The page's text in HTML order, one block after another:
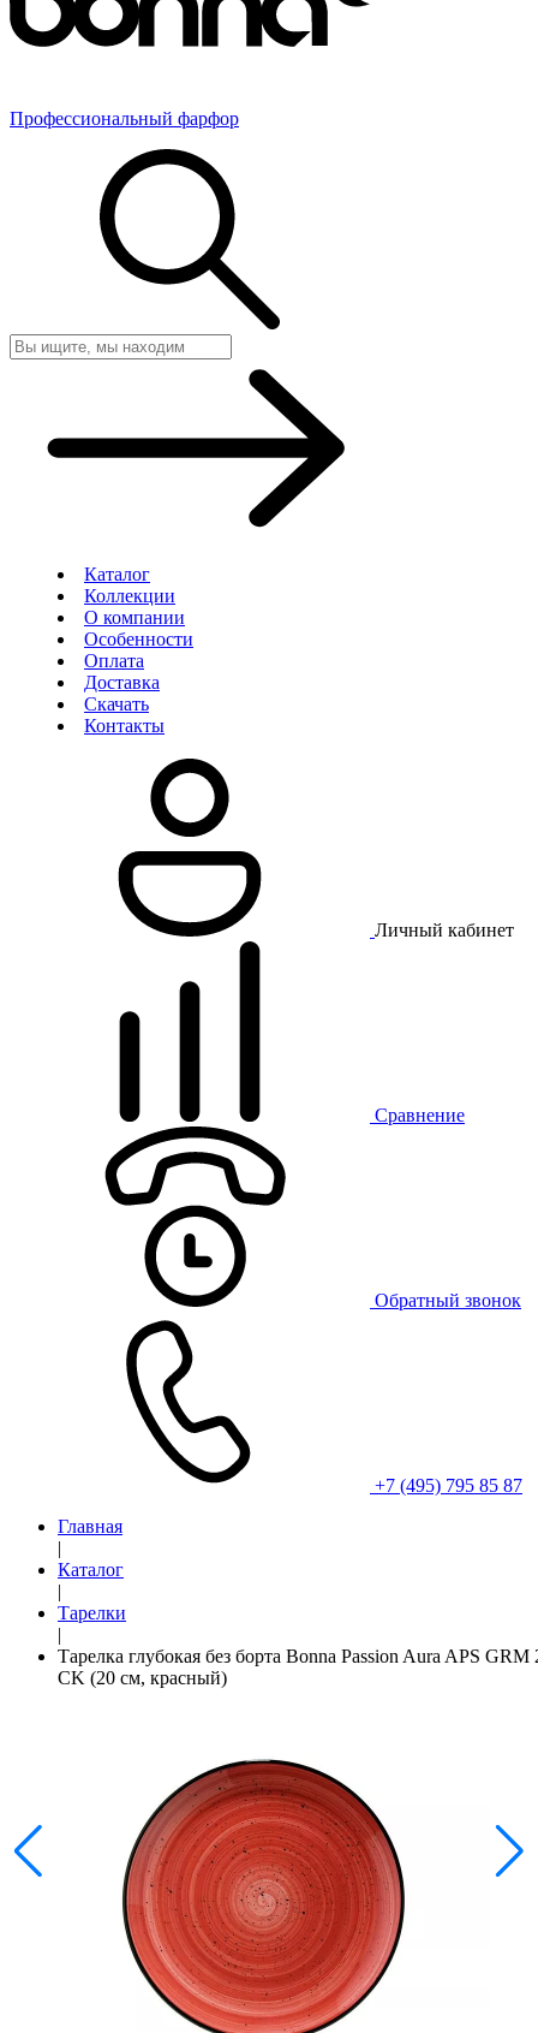
Профессиональный фарфор
Каталог
Коллекции
О компании
Особенности
Оплата
Доставка
Скачать
Контакты
Личный кабинет
Сравнение
Обратный звонок
+7 (495) 795 85 87
Главная
|
Каталог
|
Тарелки
|
Тарелка глубокая без борта Bonna Passion Aura APS GRM
CK (20 см, красный)